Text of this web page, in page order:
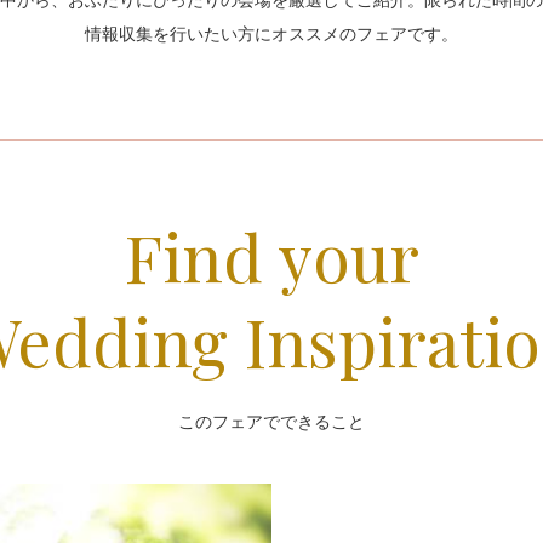
情報収集を行いたい方にオススメのフェアです。
Find your
このフェアでできること